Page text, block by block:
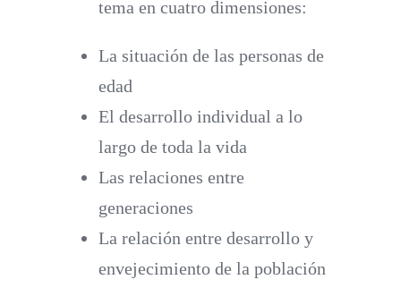
tema en cuatro dimensiones:
La situación de las personas de
edad
El desarrollo individual a lo
largo de toda la vida
Las relaciones entre
generaciones
La relación entre desarrollo y
envejecimiento de la población